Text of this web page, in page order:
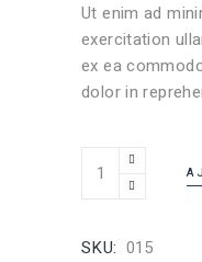
Ut enim ad
exercitation
ex ea
dolor in
Lamp Bulb
SKU: 015